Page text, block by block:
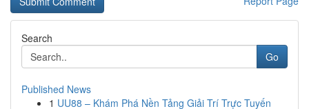
Search
Go
Published News
1 UU88 – Khám Phá Nền Tảng Giải Trí Trực Tuyến